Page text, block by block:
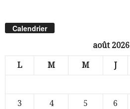
Calendrier
août 2026
L M M J
3
4 5 6